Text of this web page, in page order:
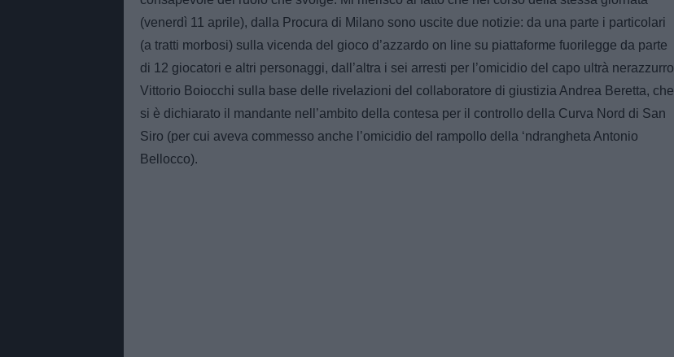
(venerdì 11 aprile), dalla Procura di Milano sono uscite due notizie: da una parte i particolari
(a tratti morbosi) sulla vicenda del gioco d’azzardo on line su piattaforme fuorilegge da parte
di 12 giocatori e altri personaggi, dall’altra i sei arresti per l’omicidio del capo ultrà nerazzurro
Vittorio Boiocchi sulla base delle rivelazioni del collaboratore di giustizia Andrea Beretta, che
si è dichiarato il mandante nell’ambito della contesa per il controllo della Curva Nord di San
Siro (per cui aveva commesso anche l’omicidio del rampollo della ‘ndrangheta Antonio
Bellocco).